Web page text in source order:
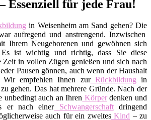
Essenziell für jede Frau!
in Weisenheim am Sand gehen? Die
aufregend und anstrengend. Inzwischen
Ihrem Neugeborenen und gewöhnen sich
Es ist wichtig und richtig, dass Sie diese
Zeit in vollen Zügen genießen und sich nach
Pausen gönnen, auch wenn der Haushalt
empfehlen Ihnen zurRückbildung in
gehen. Das hat mehrere Gründe. Nach der
unbedingt auch an Ihren Körperdenken und
er nach einerSchwangerschaftdringend
auch für ein zweitesKind – zu